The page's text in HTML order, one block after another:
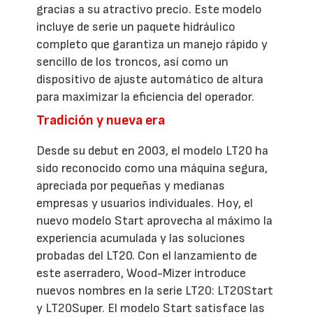
gracias a su atractivo precio. Este modelo
incluye de serie un paquete hidráulico
completo que garantiza un manejo rápido y
sencillo de los troncos, así como un
dispositivo de ajuste automático de altura
para maximizar la eficiencia del operador.
Tradición y nueva era
Desde su debut en 2003, el modelo LT20 ha
sido reconocido como una máquina segura,
apreciada por pequeñas y medianas
empresas y usuarios individuales. Hoy, el
nuevo modelo Start aprovecha al máximo la
experiencia acumulada y las soluciones
probadas del LT20. Con el lanzamiento de
este aserradero, Wood-Mizer introduce
nuevos nombres en la serie LT20: LT20Start
y LT20Super. El modelo Start satisface las